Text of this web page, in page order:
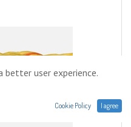
better user experience.
Cookie Policy I agree